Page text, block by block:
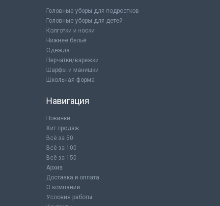
Головные уборы для подростков
Головные уборы для детей
Колготки и носки
Нижнее бельё
Одежда
Перчатки/варежки
Шарфы и манишки
Школьная форма
Навигация
Новинки
Хит продаж
Всё за 50
Всё за 100
Всё за 150
Архив
Доставка и оплата
О компании
Условия работы